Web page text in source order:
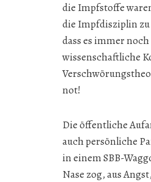
die Impfstoffe
die Impfdisziplin
dass es immer
wissenschaftliche
not!
Die öffentliche
auch persönliche
in einem SBB-
Nase zog, aus